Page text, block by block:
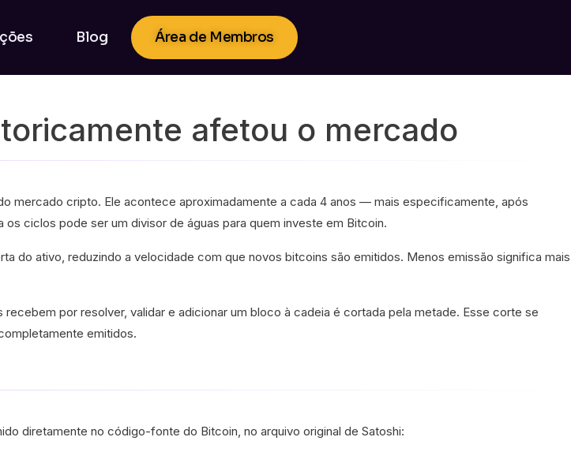
Blog Área de Membros
afetou o mercado
mercado cripto. Ele acontece aproximadamente a cada 4 anos — mais especificamente, após
ciclos pode ser um divisor de águas para quem investe em Bitcoin.
do ativo, reduzindo a velocidade com que novos bitcoins são emitidos. Menos emissão significa mais
por resolver, validar e adicionar um bloco à cadeia é cortada pela metade. Esse corte se
emitidos.
diretamente no código-fonte do Bitcoin, no arquivo original de Satoshi: